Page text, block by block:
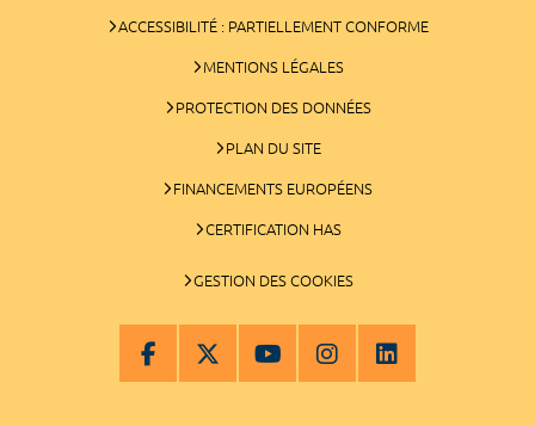
ACCESSIBILITÉ : PARTIELLEMENT CONFORME
MENTIONS LÉGALES
PROTECTION DES DONNÉES
PLAN DU SITE
FINANCEMENTS EUROPÉENS
CERTIFICATION HAS
GESTION DES COOKIES